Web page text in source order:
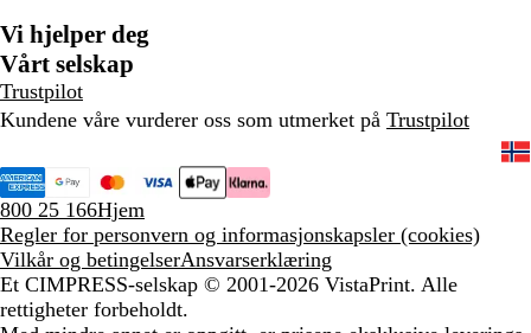
Vi hjelper deg
Vårt selskap
Trustpilot
Kundene våre vurderer oss som utmerket på Trustpilot
800 25 166Hjem
Regler for personvern og informasjonskapsler (cookies)
Vilkår og betingelserAnsvarserklæring
Et CIMPRESS-selskap © 2001-2026 VistaPrint. Alle
rettigheter forbeholdt.